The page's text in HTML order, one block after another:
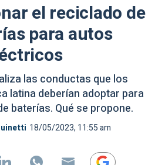
el reciclado de
para autos
las conductas que los
latina deberían adoptar para
baterías. Qué se propone.
18/05/2023, 11:55 am